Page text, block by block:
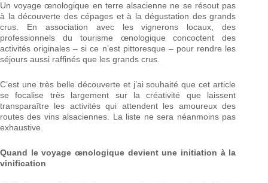
Un voyage œnologique en terre alsacienne ne se résout pas
à la découverte des cépages et à la dégustation des grands
crus. En association avec les vignerons locaux, des
professionnels du tourisme œnologique concoctent des
activités originales – si ce n’est pittoresque – pour rendre les
séjours aussi raffinés que les grands crus.
C’est une très belle découverte et j’ai souhaité que cet article
se focalise très largement sur la créativité que laissent
transparaître les activités qui attendent les amoureux des
routes des vins alsaciennes. La liste ne sera néanmoins pas
exhaustive.
Quand le voyage œnologique devient une initiation à la
vinification